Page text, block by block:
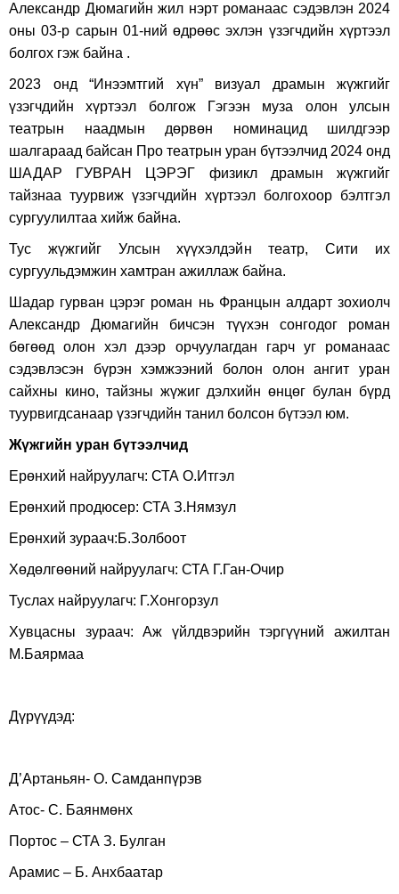
Александр Дюмагийн жил нэрт романаас сэдэвлэн 2024
оны 03-р сарын 01-ний өдрөөс эхлэн үзэгчдийн хүртээл
болгох гэж байна .
2023 онд “Инээмтгий хүн” визуал драмын жүжгийг
үзэгчдийн хүртээл болгож Гэгээн муза олон улсын
театрын наадмын дөрвөн номинацид шилдгээр
шалгараад байсан Про театрын уран бүтээлчид 2024 онд
ШАДАР ГУВРАН ЦЭРЭГ физикл драмын жүжгийг
тайзнаа туурвиж үзэгчдийн хүртээл болгохоор бэлтгэл
сургуулилтаа хийж байна.
Тус жүжгийг Улсын хүүхэлдэйн театр, Сити их
сургуульдэмжин хамтран ажиллаж байна.
Шадар гурван цэрэг роман нь Францын алдарт зохиолч
Александр Дюмагийн бичсэн түүхэн сонгодог роман
бөгөөд олон хэл дээр орчуулагдан гарч уг романаас
сэдэвлэсэн бүрэн хэмжээний болон олон ангит уран
сайхны кино, тайзны жүжиг дэлхийн өнцөг булан бүрд
туурвигдсанаар үзэгчдийн танил болсон бүтээл юм.
Жүжгийн уран бүтээлчид
Ерөнхий найруулагч: СТА О.Итгэл
Ерөнхий продюсер: СТА З.Нямзул
Ерөнхий зураач:Б.Золбоот
Хөдөлгөөний найруулагч: СТА Г.Ган-Очир
Туслах найруулагч: Г.Хонгорзул
Хувцасны зураач: Аж үйлдвэрийн тэргүүний ажилтан
М.Баярмаа
Дүрүүдэд:
Д’Артаньян- О. Самданпүрэв
Атос- С. Баянмөнх
Портос – СТА З. Булган
Арамис – Б. Анхбаатар